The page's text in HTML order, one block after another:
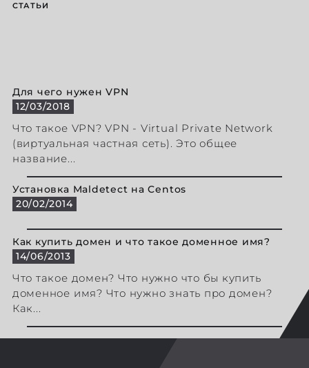
СТАТЬИ
Для чего нужен VPN
12/03/2018
Что такое VPN? VPN - Virtual Private Network
(виртуальная частная сеть). Это общее
название...
Установка Maldetect на Centos
20/02/2014
Как купить домен и что такое доменное имя?
14/06/2013
Что такое домен? Что нужно что бы купить
доменное имя? Что нужно знать про домен?
Как...